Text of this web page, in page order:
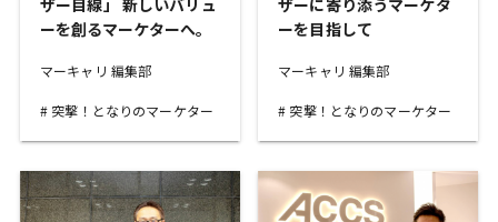
ーを創るマーケターへ。
マーキャリ 編集部
突撃！となりのマーケター
ーを目指して
マーキャリ 編集部
突撃！となりのマーケター